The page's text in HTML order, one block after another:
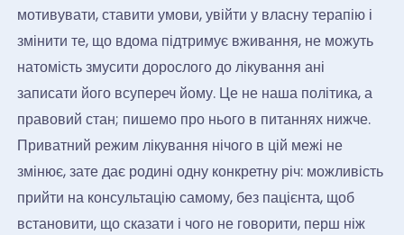
мотивувати, ставити умови, увійти у власну терапію і
змінити те, що вдома підтримує вживання, не можуть
натомість змусити дорослого до лікування ані
записати його всупереч йому. Це не наша політика, а
правовий стан; пишемо про нього в питаннях нижче.
Приватний режим лікування нічого в цій межі не
змінює, зате дає родині одну конкретну річ: можливість
прийти на консультацію самому, без пацієнта, щоб
встановити, що сказати і чого не говорити, перш ніж